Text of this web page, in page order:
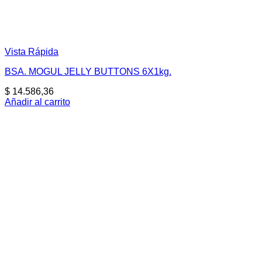
Vista Rápida
BSA. MOGUL JELLY BUTTONS 6X1kg.
$ 14.586,36
Añadir al carrito